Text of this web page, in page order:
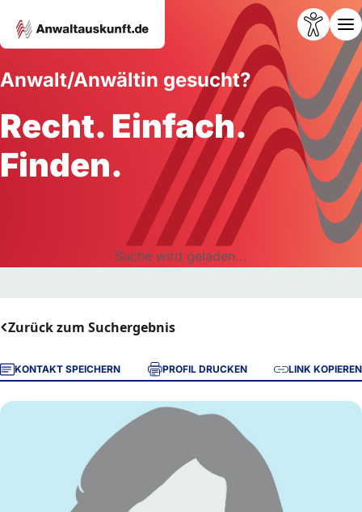
Anwalt/Anwältin gesucht?
Recht. Einfach.
Finden.
Suche wird geladen...
Zurück zum Suchergebnis
KONTAKT SPEICHERN PROFIL DRUCKEN LINK KOPIEREN